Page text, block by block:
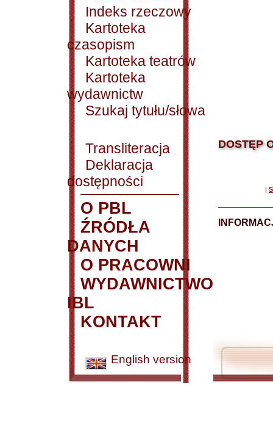
Indeks rzeczowy
Kartoteka
czasopism
Kartoteka teatrów
Kartoteka
wydawnictw
Szukaj tytułu/słowa
Transliteracja
Deklaracja
dostępności
O PBL
ŹRÓDŁA
DANYCH
O PRACOWNI
WYDAWNICTWO
IBL
KONTAKT
English version
DOSTĘP
|